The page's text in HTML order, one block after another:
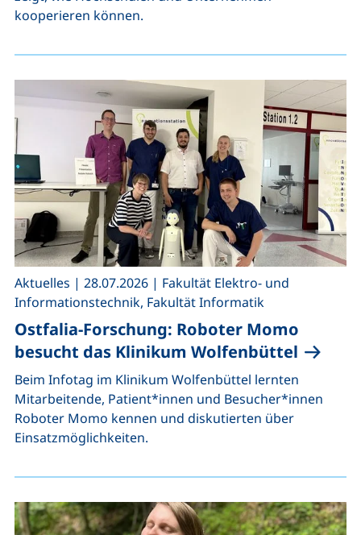
kooperieren können.
Ostfalia-Forschung: Roboter Momo
besucht das Klinikum Wolfenbüttel
Aktuelles | 28.07.2026 | Fakultät Elektro- und
Informationstechnik, Fakultät Informatik
Beim Infotag im Klinikum Wolfenbüttel lernten
Mitarbeitende, Patient*innen und Besucher*innen
Roboter Momo kennen und diskutierten über
Einsatzmöglichkeiten.